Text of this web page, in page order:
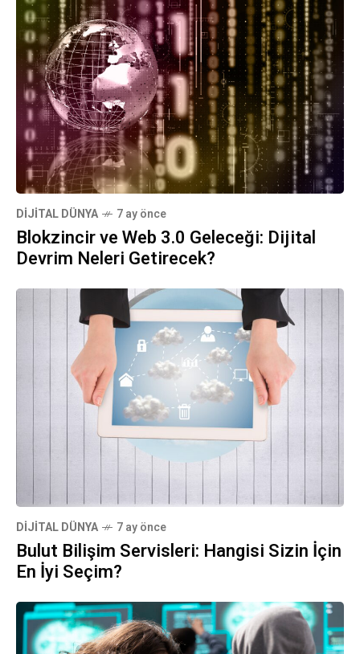
DIJITAL DÜNYA 7 ay önce
Blokzincir ve Web 3.0 Geleceği: Dijital
Devrim Neleri Getirecek?
DIJITAL DÜNYA 7 ay önce
Bulut Bilişim Servisleri: Hangisi Sizin İçin
En İyi Seçim?